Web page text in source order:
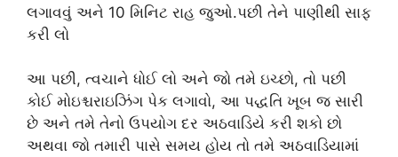
લગાવવું અને 10 મિનિટ રાહ જુઓ.પછી તેને પાણીથી સાફ
કરી લો
આ પછી, ત્વચાને ધોઈ લો અને જો તમે ઇચ્છો, તો પછી
કોઈ મોઇશ્ચરાઇઝિંગ પેક લગાવો, આ પદ્ધતિ ખૂબ જ સારી
છે અને તમે તેનો ઉપયોગ દર અઠવાડિયે કરી શકો છો
અથવા જો તમારી પાસે સમય હોય તો તમે અઠવાડિયામાં